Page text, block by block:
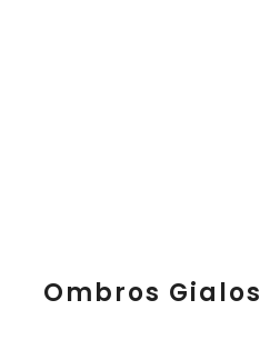
Ombros Gialos